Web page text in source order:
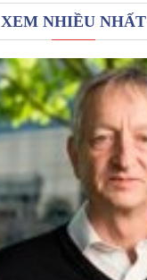
XEM NHIỀU NHẤT